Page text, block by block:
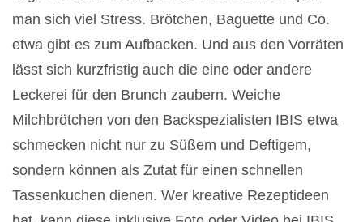
man sich viel Stress. Brötchen, Baguette und Co.
etwa gibt es zum Aufbacken. Und aus den Vorräten
lässt sich kurzfristig auch die eine oder andere
Leckerei für den Brunch zaubern. Weiche
Milchbrötchen von den Backspezialisten IBIS etwa
schmecken nicht nur zu Süßem und Deftigem,
sondern können als Zutat für einen schnellen
Tassenkuchen dienen. Wer kreative Rezeptideen